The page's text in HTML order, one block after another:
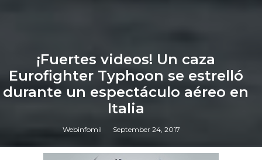
¡Fuertes videos! Un caza
Eurofighter Typhoon se estrelló
durante un espectáculo aéreo en
Italia
Webinfomil September 24, 2017